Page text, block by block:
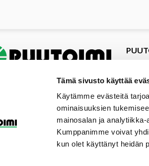
Tämä sivusto käyttää
Käytämme evästeitä
ominaisuuksien
mainosalan ja
Kumppanimme voivat
kun olet käyttänyt heidän